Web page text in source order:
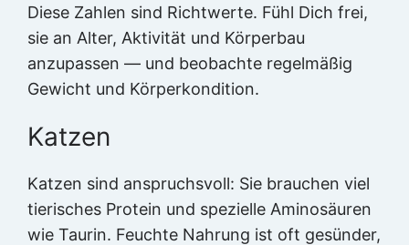
Diese Zahlen sind Richtwerte. Fühl Dich frei,
sie an Alter, Aktivität und Körperbau
anzupassen — und beobachte regelmäßig
Gewicht und Körperkondition.
Katzen
Katzen sind anspruchsvoll: Sie brauchen viel
tierisches Protein und spezielle Aminosäuren
wie Taurin. Feuchte Nahrung ist oft gesünder,